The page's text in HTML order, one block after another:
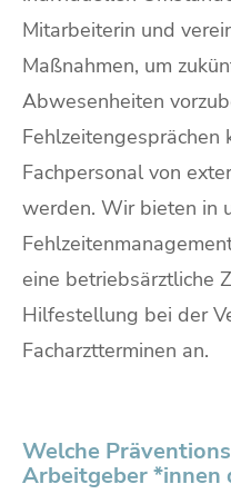
Mitarbeiterin und
Maßnahmen, um
Abwesenheiten
Fachpersonal von
werden. Wir bieten in
eine betriebsärztliche
Hilfestellung bei der
Facharztterminen an.
Welche
Arbeitgeber *innen